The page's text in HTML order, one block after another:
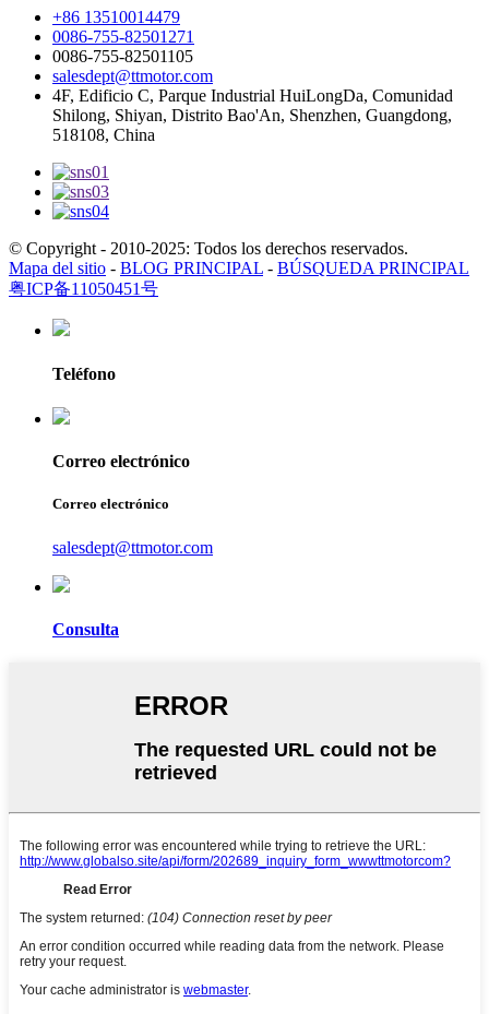
+86 13510014479
0086-755-82501271
0086-755-82501105
salesdept@ttmotor.com
4F, Edificio C, Parque Industrial HuiLongDa, Comunidad
Shilong, Shiyan, Distrito Bao'An, Shenzhen, Guangdong,
518108, China
© Copyright - 2010-2025: Todos los derechos reservados.
Mapa del sitio - BLOG PRINCIPAL - BÚSQUEDA PRINCIPAL
粤ICP备11050451号
Teléfono
Correo electrónico
Correo electrónico
salesdept@ttmotor.com
Consulta